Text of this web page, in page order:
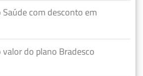
Saúde com desconto em
do plano Bradesco